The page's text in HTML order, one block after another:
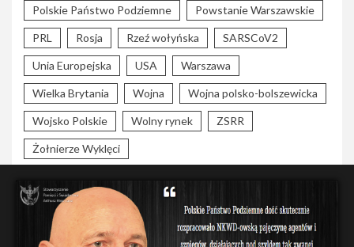
Polskie Państwo Podziemne Powstanie Warszawskie
PRL Rosja Rzeź wołyńska SARSCoV2
Unia Europejska USA Warszawa
Wielka Brytania Wojna Wojna polsko-bolszewicka
Wojsko Polskie Wolny rynek ZSRR
Żołnierze Wyklęci